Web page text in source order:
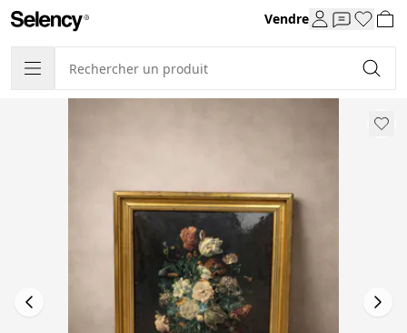
Vendre